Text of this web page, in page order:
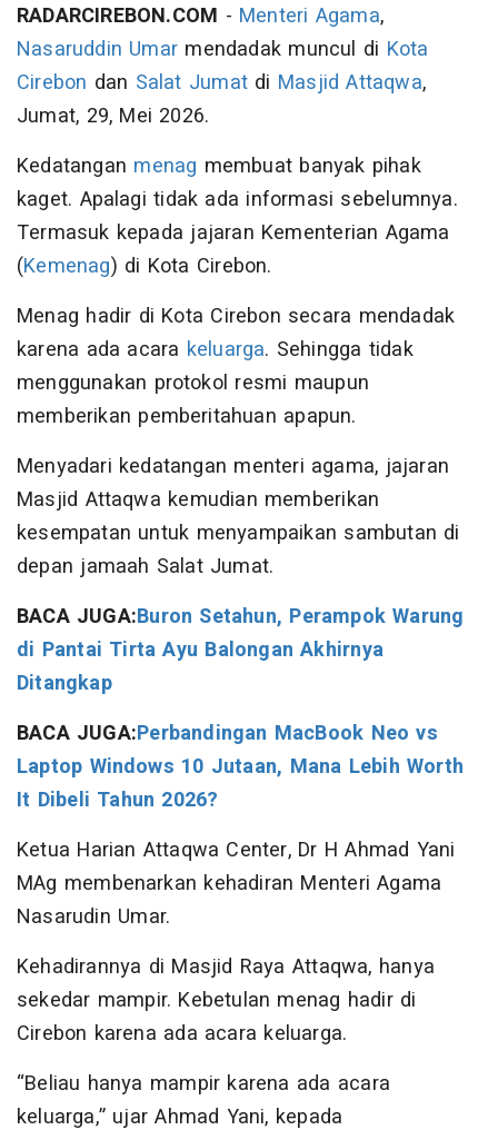
RADARCIREBON.COM - Menteri Agama,
Nasaruddin Umar mendadak muncul di Kota
Cirebon dan Salat Jumatdi Masjid Attaqwa,
Jumat, 29, Mei 2026.
Kedatangan menag membuat banyak pihak
kaget. Apalagi tidak ada informasi sebelumnya.
Termasuk kepada jajaran Kementerian Agama
(Kemenag) di Kota Cirebon.
Menag hadir di Kota Cirebon secara mendadak
karena ada acara keluarga. Sehingga tidak
menggunakan protokol resmi maupun
memberikan pemberitahuan apapun.
Menyadari kedatangan menteri agama, jajaran
Masjid Attaqwa kemudian memberikan
kesempatan untuk menyampaikan sambutan di
depan jamaah Salat Jumat.
BACA JUGA:Buron Setahun, Perampok Warung
di Pantai Tirta Ayu Balongan Akhirnya
Ditangkap
BACA JUGA:Perbandingan MacBook Neo vs
Laptop Windows 10 Jutaan, Mana Lebih Worth
It Dibeli Tahun 2026?
Ketua Harian Attaqwa Center, Dr H Ahmad Yani
MAg membenarkan kehadiran Menteri Agama
Nasarudin Umar.
Kehadirannya di Masjid Raya Attaqwa, hanya
sekedar mampir. Kebetulan menag hadir di
Cirebon karena ada acara keluarga.
“Beliau hanya mampir karena ada acara
keluarga,” ujar Ahmad Yani, kepada